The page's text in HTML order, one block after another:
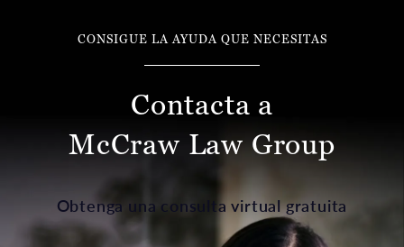
CONSIGUE LA AYUDA QUE NECESITAS
Contacta a
McCraw Law Group
Obtenga una consulta virtual gratuita